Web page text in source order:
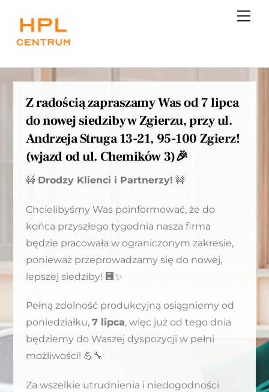
content
Z radością zapraszamy Was od 7 lipca
do nowej siedziby w Zgierzu, przy ul.
Andrzeja Struga 13-21, 95-100 Zgierz!
(wjazd od ul. Chemików 3)🎉
🚧 Drodzy Klienci i Partnerzy! 🚧
Chcielibyśmy Was poinformować, że do
końca przyszłego tygodnia nasza firma
będzie pracowała w ograniczonym zakresie,
ponieważ przeprowadzamy się do nowej,
lepszej siedziby! 🏢✨
Pełną zdolność produkcyjną osiągniemy od
poniedziałku, 7 lipca, więc już od tego dnia
będziemy do Waszej dyspozycji w pełni
możliwości! 💪🔧
Za wszelkie utrudnienia i niedogodności